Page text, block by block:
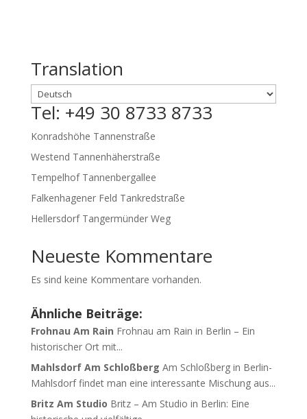
Translation
Tel: +49 30 8733 8733
Konradshöhe Tannenstraße
Westend Tannenhäherstraße
Tempelhof Tannenbergallee
Falkenhagener Feld Tankredstraße
Hellersdorf Tangermünder Weg
Neueste Kommentare
Es sind keine Kommentare vorhanden.
Ähnliche Beiträge:
Frohnau Am Rain Frohnau am Rain in Berlin – Ein
historischer Ort mit...
Mahlsdorf Am Schloßberg Am Schloßberg in Berlin-
Mahlsdorf findet man eine interessante Mischung aus...
Britz Am Studio Britz – Am Studio in Berlin: Eine